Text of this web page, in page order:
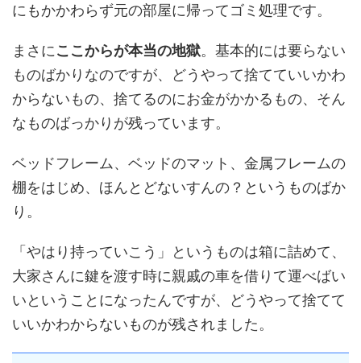
にもかかわらず元の部屋に帰ってゴミ処理です。
まさにここからが本当の地獄。基本的には要らない
ものばかりなのですが、どうやって捨てていいかわ
からないもの、捨てるのにお金がかかるもの、そん
なものばっかりが残っています。
ベッドフレーム、ベッドのマット、金属フレームの
棚をはじめ、ほんとどないすんの？というものばか
り。
「やはり持っていこう」というものは箱に詰めて、
大家さんに鍵を渡す時に親戚の車を借りて運べばい
いということになったんですが、どうやって捨てて
いいかわからないものが残されました。